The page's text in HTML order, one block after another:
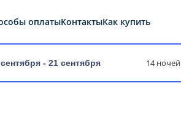
оплатыКонтактыКак купить
- 21 сентября 14 ночей